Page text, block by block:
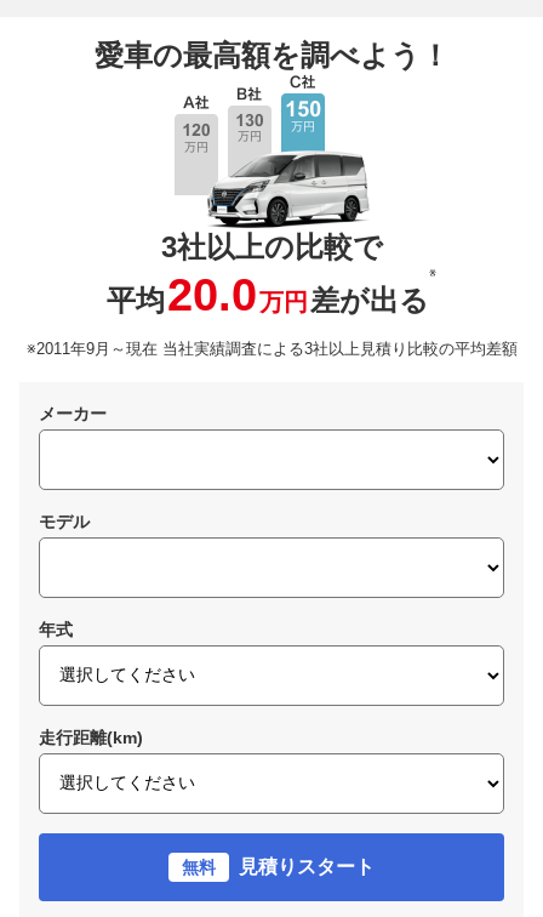
愛車の最高額を調べよう！
3社以上の比較で
平均20.0万円 差が出る
※
※2011年9月～現在 当社実績調査による3社以上見積り比較の平均差額
メーカー
モデル
年式
走行距離(km)
無料 見積りスタート